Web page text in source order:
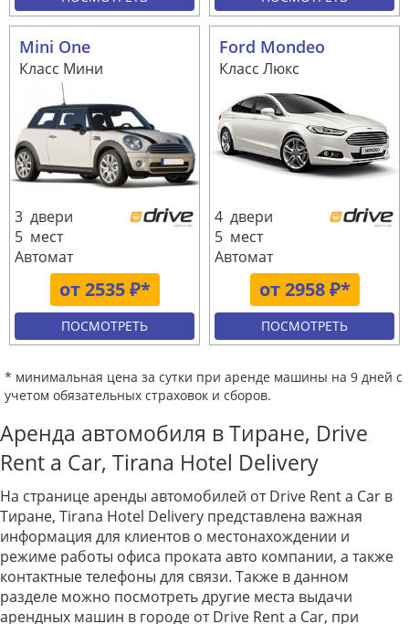
Mini One
Класс Мини
от 2535 ₽*
3 двери
5 мест
Автомат
ПОСМОТРЕТЬ
Ford Mondeo
Класс Люкс
от 2958 ₽*
4 двери
5 мест
Автомат
ПОСМОТРЕТЬ
* минимальная цена за сутки при аренде машины на 9 дней с
учетом обязательных страховок и сборов.
Аренда автомобиля в Тиране, Drive
Rent a Car, Tirana Hotel Delivery
На странице аренды автомобилей от Drive Rent a Car в
Тиране, Tirana Hotel Delivery представлена важная
информация для клиентов о местонахождении и
режиме работы офиса проката авто компании, а также
контактные телефоны для связи. Также в данном
разделе можно посмотреть другие места выдачи
арендных машин в городе от Drive Rent a Car, при